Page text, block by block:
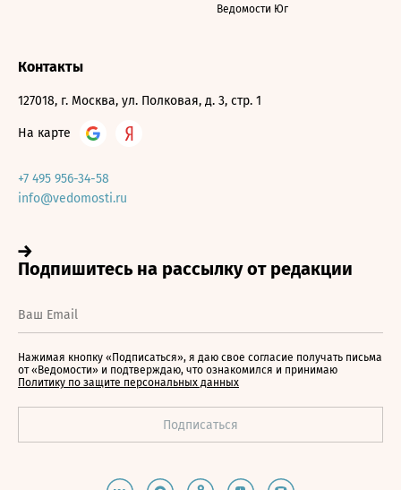
Ведомости Юг
Контакты
127018, г. Москва, ул. Полковая, д. 3, стр. 1
На карте
+7 495 956-34-58
info@vedomosti.ru
Нажимая кнопку «Подписаться», я даю свое согласие получать письма
от «Ведомости» и подтверждаю, что ознакомился и принимаю
Политику по защите персональных данных